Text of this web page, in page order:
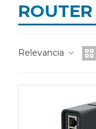
Relevancia